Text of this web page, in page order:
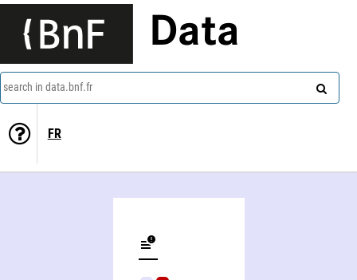
Data
search in data.bnf.fr
FR